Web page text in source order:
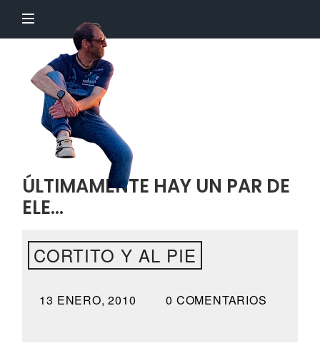
Profesor
ÚLTIMAMENTE HAY UN PAR DE
ELE…
CORTITO Y AL PIE
13 ENERO, 2010 0 COMENTARIOS